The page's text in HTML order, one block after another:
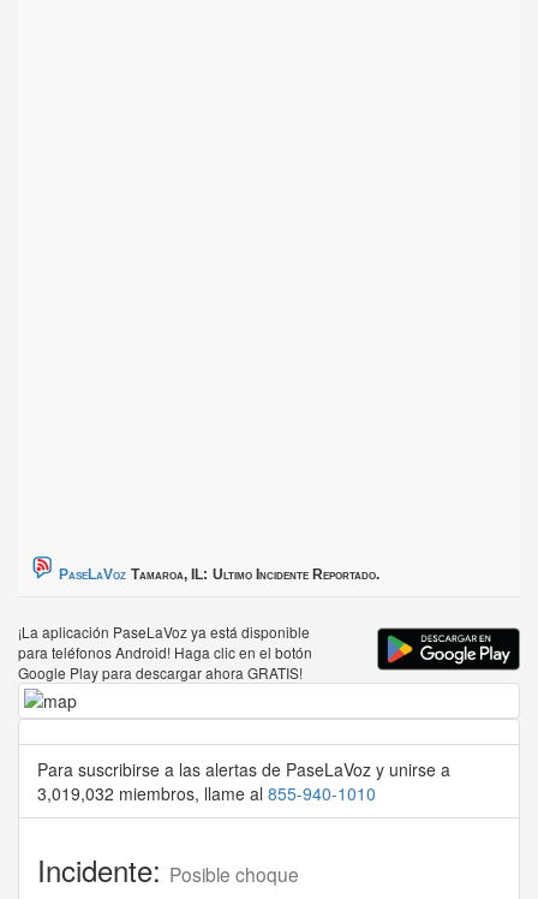
PaseLaVoz Tamaroa, IL: Ultimo Incidente Reportado.
¡La aplicación PaseLaVoz ya está disponible
para teléfonos Android! Haga clic en el botón
Google Play para descargar ahora GRATIS!
Para suscribirse a las alertas de PaseLaVoz y unirse a
3,019,032 miembros, llame al 855-940-1010
Incidente: Posible choque